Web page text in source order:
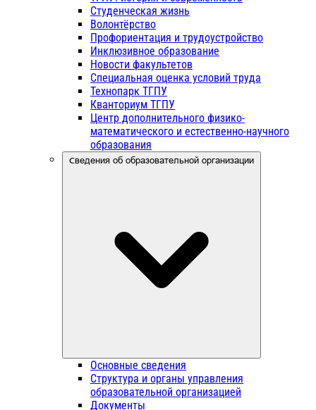
Студенческая жизнь
Волонтёрство
Профориентация и трудоустройство
Инклюзивное образование
Новости факультетов
Специальная оценка условий труда
Технопарк ТГПУ
Кванториум ТГПУ
Центр дополнительного физико-
математического и естественно-научного
образования
Сведения об образовательной организации
Основные сведения
Структура и органы управления
образовательной организацией
Документы